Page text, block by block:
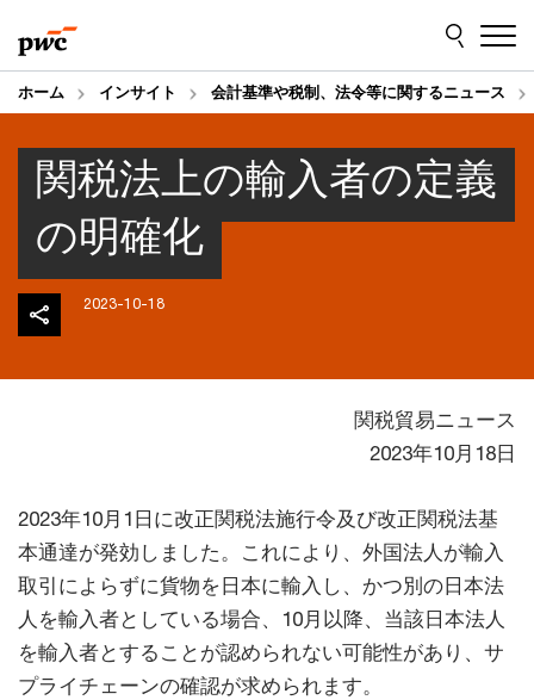
to
content
to
footer
ホーム インサイト 会計基準や税制、法令等に関するニュース
関税法上の輸入者の定義
の明確化
2023-10-18
関税貿易ニュース
2023年10月18日
2023年10月1日に改正関税法施行令及び改正関税法基
本通達が発効しました。これにより、外国法人が輸入
取引によらずに貨物を日本に輸入し、かつ別の日本法
人を輸入者としている場合、10月以降、当該日本法人
を輸入者とすることが認められない可能性があり、サ
プライチェーンの確認が求められます。